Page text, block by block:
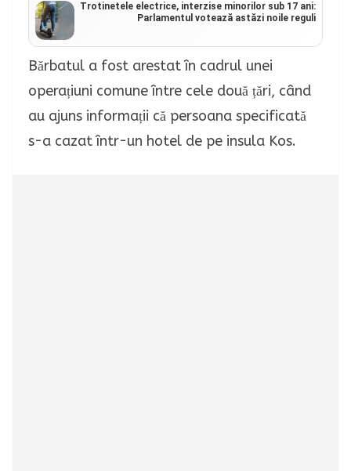
Trotinetele electrice, interzise minorilor sub 17 ani:
Parlamentul votează astăzi noile reguli
Bărbatul a fost arestat în cadrul unei
operațiuni comune între cele două țări, când
au ajuns informații că persoana specificată
s-a cazat într-un hotel de pe insula Kos.